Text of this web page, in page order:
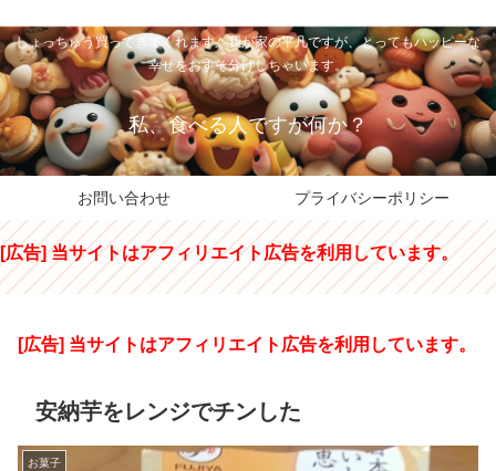
しょっちゅう買ってきてくれます。我が家の平凡ですが、とってもハッピーな
幸せをおすそ分けしちゃいます。
私、食べる人ですが何か？
お問い合わせ プライバシーポリシー
[広告] 当サイトはアフィリエイト広告を利用しています。
[広告] 当サイトはアフィリエイト広告を利用しています。
安納芋をレンジでチンした
お菓子